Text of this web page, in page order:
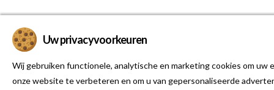
Uw privacyvoorkeuren
Wij gebruiken functionele, analytische en marketing cookies om uw
onze website te verbeteren en om u van gepersonaliseerde